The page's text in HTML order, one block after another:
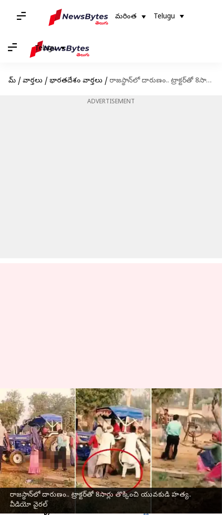
మరింత Telugu
Telugu
హోమ్ / వార్తలు / భారతదేశం వార్తలు / రాజస్థాన్‌లో దారుణం.. ట్రాక్టర్‌తో 8సార్లు తొక్కించి యువకుడి హత్య.. వీడియో వైరల్
ADVERTISEMENT
రాజస్థాన్‌లో దారుణం.. ట్రాక్టర్‌తో 8సార్లు తొక్కించి యువకుడి హత్య..
వీడియో వైరల్
రాజస్థాన్‌లో దారుణం.. ట్రాక్టర్‌తో
8సార్లు తొక్కించి యువకుడి హత్య..
వీడియో వైరల్
వ్రాసిన వారు Stalin Oct 25, 2023 04:00 pm
ఈ వార్తాకథనం ఏంటి
భూ వివాదంలో ఓ యువకుడిని దారుణంగాహత్య
చేసిన హృదయ విదారక ఘటనరాజస్థాన్‌లోని